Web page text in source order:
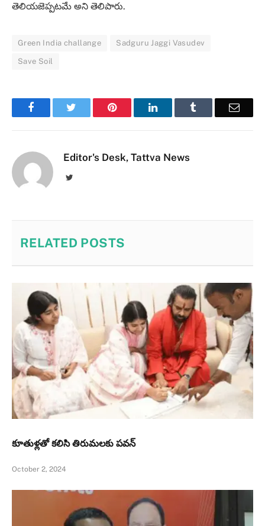
తెలియజెప్పటమే అని తెలిపారు.
Green India challange Sadguru Jaggi Vasudev
Save Soil
Facebook Pinterest LinkedIn Email
Editor's Desk, Tattva News
Twitter
RELATED POSTS
కూతుళ్ల‌తో క‌లిసి తిరుమ‌లకు పవన్‌
October 2, 2024